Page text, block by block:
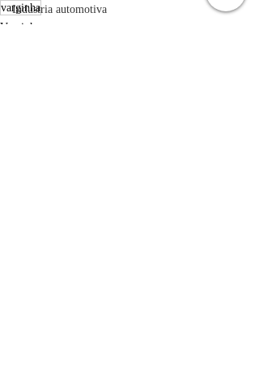
Industria automotiva
varginha
Varginha